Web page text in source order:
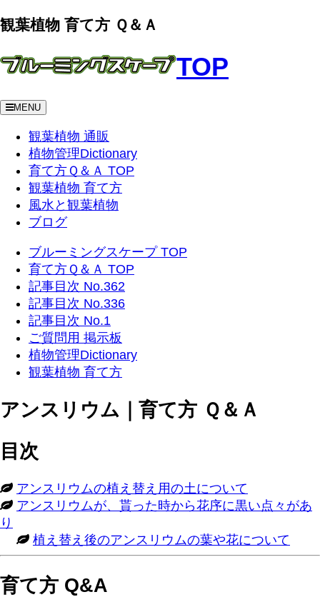
観葉植物 育て方 Ｑ＆Ａ
TOP
MENU
観葉植物 通販
植物管理Dictionary
育て方Ｑ＆Ａ TOP
観葉植物 育て方
風水と観葉植物
ブログ
ブルーミングスケープ TOP
育て方Ｑ＆Ａ TOP
記事目次 No.362
記事目次 No.336
記事目次 No.1
ご質問用 掲示板
植物管理Dictionary
観葉植物 育て方
アンスリウム｜育て方 Ｑ＆Ａ
目次
アンスリウムの植え替え用の土について
アンスリウムが、貰った時から花序に黒い点々があ
り
植え替え後のアンスリウムの葉や花について
育て方 Q&A